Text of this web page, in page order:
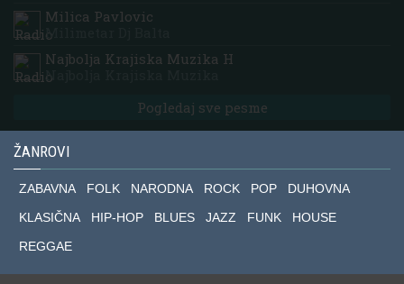
Milica Pavlovic
Milimetar Dj Balta
Najbolja Krajiska Muzika H
Najbolja Krajiska Muzika
Pogledaj sve pesme
ŽANROVI
ZABAVNA FOLK NARODNA ROCK POP
DUHOVNA
KLASIČNA
HIP-HOP BLUES JAZZ FUNK
HOUSE
REGGAE